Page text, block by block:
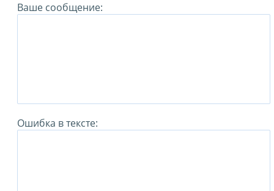
Ваше сообщение:
Ошибка в тексте: